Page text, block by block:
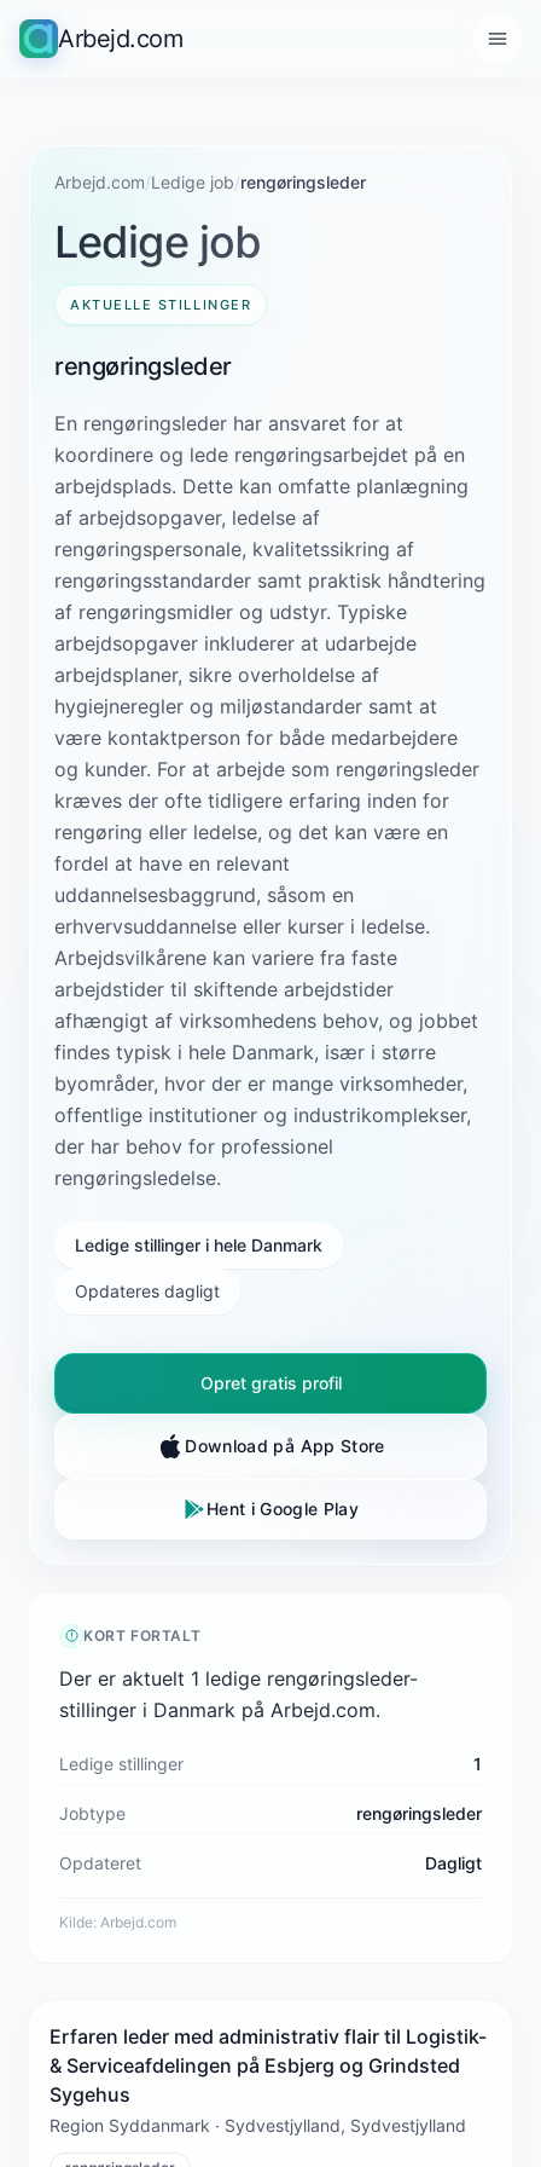
Arbejd.com
Arbejd.com/Ledige job/rengøringsleder
Ledige job
AKTUELLE STILLINGER
rengøringsleder
En rengøringsleder har ansvaret for at
koordinere og lede rengøringsarbejdet på en
arbejdsplads. Dette kan omfatte planlægning
af arbejdsopgaver, ledelse af
rengøringspersonale, kvalitetssikring af
rengøringsstandarder samt praktisk håndtering
af rengøringsmidler og udstyr. Typiske
arbejdsopgaver inkluderer at udarbejde
arbejdsplaner, sikre overholdelse af
hygiejneregler og miljøstandarder samt at
være kontaktperson for både medarbejdere
og kunder. For at arbejde som rengøringsleder
kræves der ofte tidligere erfaring inden for
rengøring eller ledelse, og det kan være en
fordel at have en relevant
uddannelsesbaggrund, såsom en
erhvervsuddannelse eller kurser i ledelse.
Arbejdsvilkårene kan variere fra faste
arbejdstider til skiftende arbejdstider
afhængigt af virksomhedens behov, og jobbet
findes typisk i hele Danmark, især i større
byområder, hvor der er mange virksomheder,
offentlige institutioner og industrikomplekser,
der har behov for professionel
rengøringsledelse.
Ledige stillinger i hele Danmark
Opdateres dagligt
Opret gratis profil
Download på App Store
Hent i Google Play
KORT FORTALT
Der er aktuelt 1 ledige rengøringsleder-
stillinger i Danmark på Arbejd.com.
Ledige stillinger 1
Jobtype rengøringsleder
Opdateret Dagligt
Kilde: Arbejd.com
Erfaren leder med administrativ flair til Logistik-
& Serviceafdelingen på Esbjerg og Grindsted
Sygehus
Region Syddanmark · Sydvestjylland, Sydvestjylland